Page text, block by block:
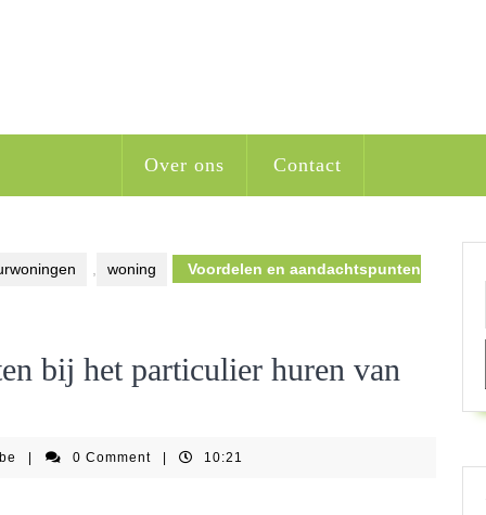
Over ons Contact
woning Voordelen en aandachtspunten
bij het particulier huren van
springkastelenfestijnbe
0 Comment 10:21